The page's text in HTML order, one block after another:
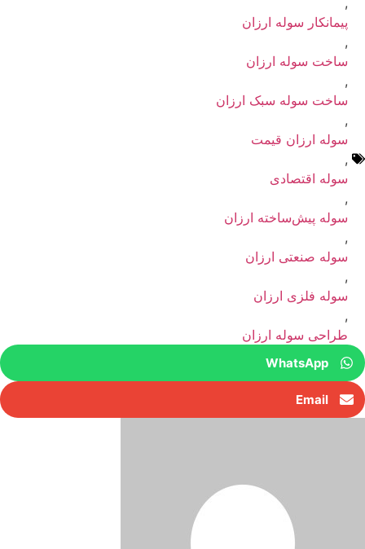
پیمانکار سوله ارزان
ساخت سوله ارزان
ساخت سوله سبک ارزان
سوله ارزان قیمت
,
سوله اقتصادی
سوله پیش‌ساخته ارزان
سوله صنعتی ارزان
سوله فلزی ارزان
طراحی سوله ارزان
WhatsApp
Email